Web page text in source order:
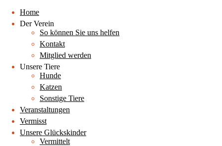
Home
Der Verein
So können Sie uns helfen
Kontakt
Mitglied werden
Unsere Tiere
Hunde
Katzen
Sonstige Tiere
Veranstaltungen
Vermisst
Unsere Glückskinder
Vermittelt